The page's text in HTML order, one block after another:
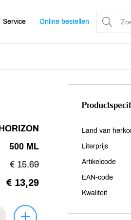
Service Online bestellen
500 ML
€ 15,69
€ 13,29
Land van
Literprijs
Artikelcode
EAN-code
Kwaliteit